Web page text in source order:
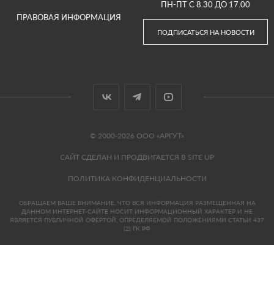
ПРАВОВАЯ ИНФОРМАЦИЯ
ПН-ПТ С 8.30 ДО 17.00
ПОДПИСАТЬСЯ НА НОВОСТИ
© 2000-2026 ООО «АРГУТ»
САЙТ СДЕЛАН И ПРОДВИГАЕТСЯ В SITE UP
ПОЛИТИКА КОНФИДЕНЦИАЛЬНОСТИ
ОБРАЩАЕМ ВАШЕ ВНИМАНИЕ, ЧТО ВСЯ ИНФОРМАЦИЯ РАЗМЕЩЕННАЯ НА
ДАННОМ ИНТЕРНЕТ-САЙТЕ НОСИТ ИНФОРМАЦИОННЫЙ ХАРАКТЕР И НЕ
ЯВЛЯЕТСЯ ПУБЛИЧНОЙ ОФЕРТОЙ, ОПРЕДЕЛЯЕМОЙ ПОЛОЖЕНИЯМИ СТАТЬИ 437
(2) ГК РФ